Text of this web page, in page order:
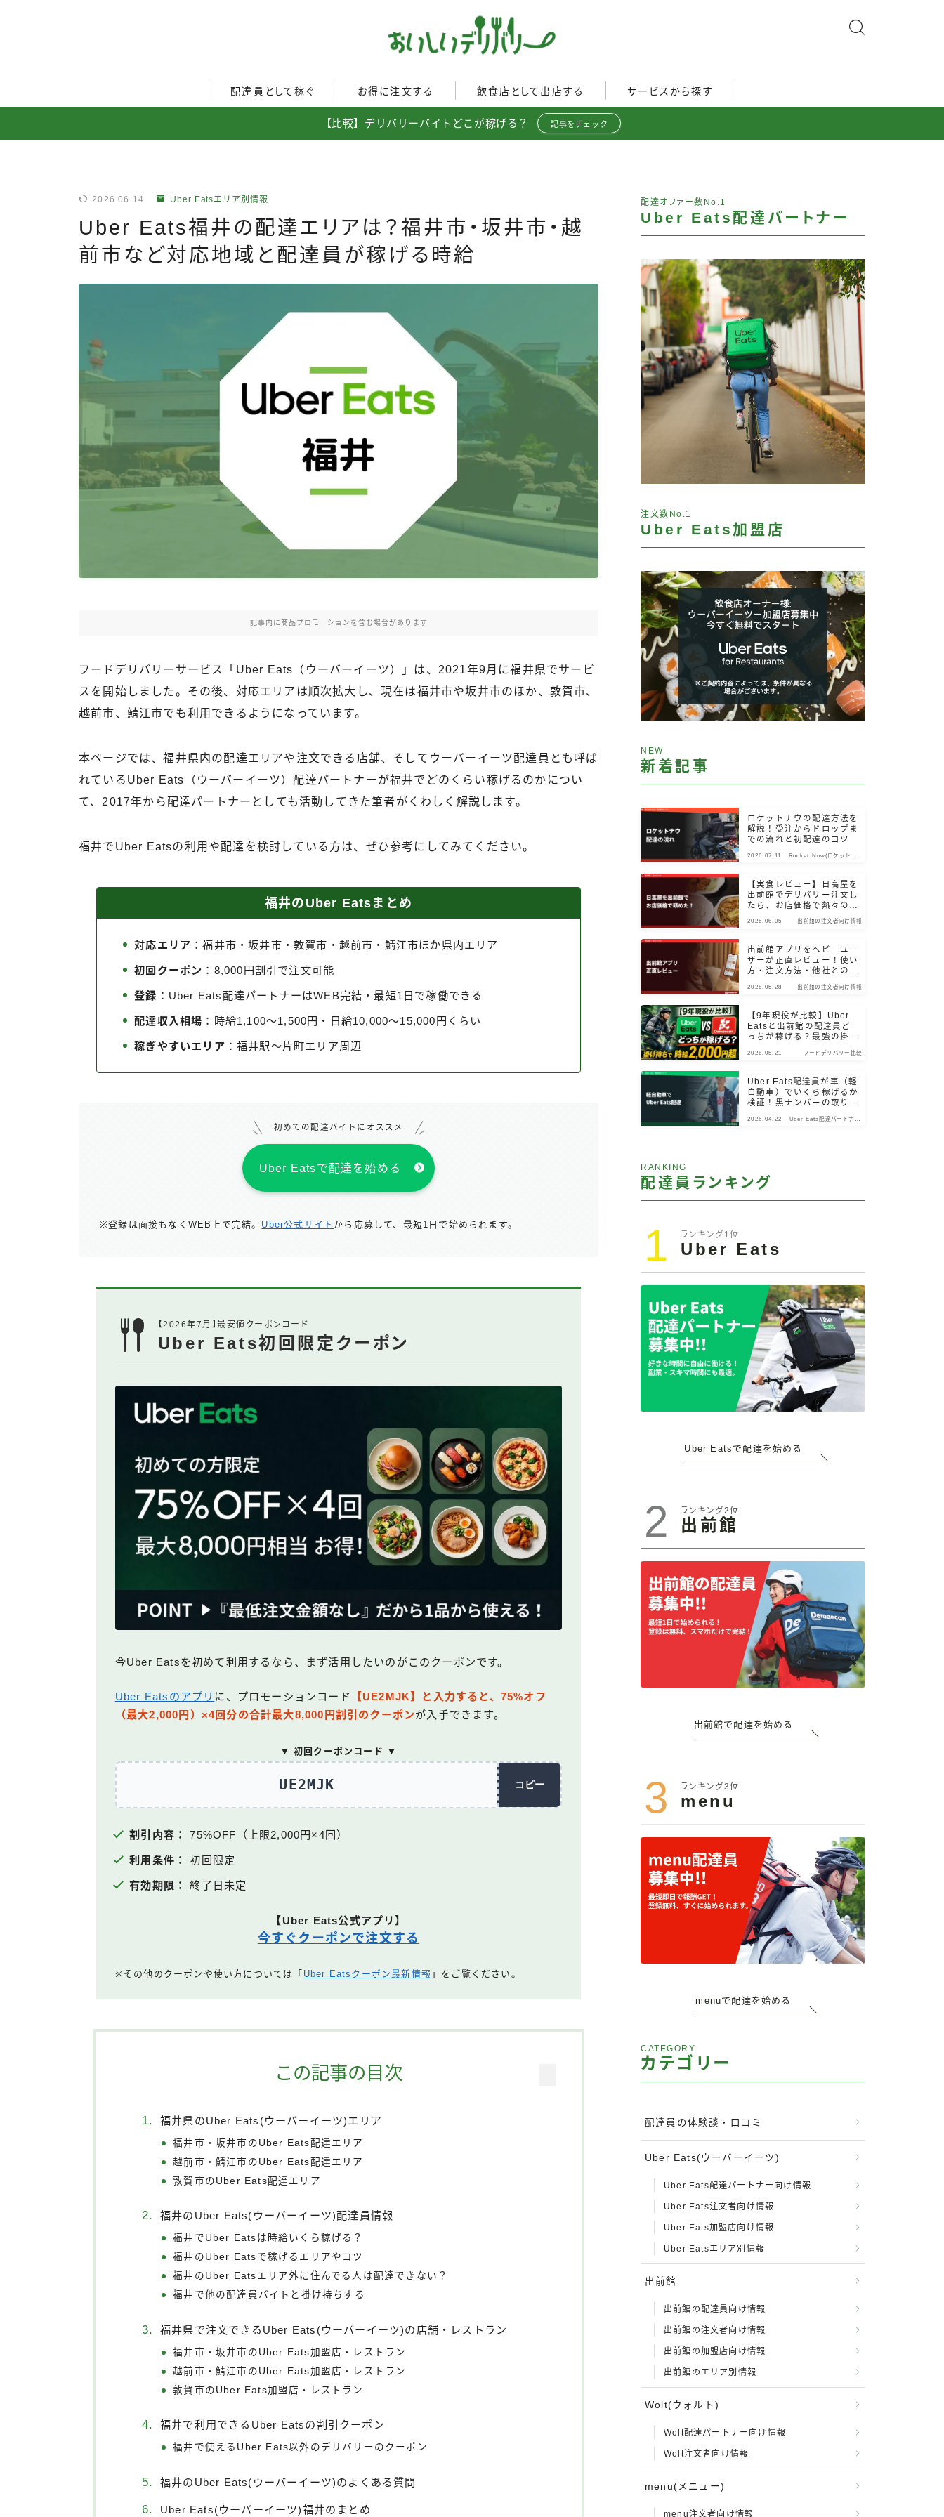
配達員として稼ぐ
配達員272人アンケート調査
お得に注文する
Uber Eatsの注文ガイド
フードデリバリークーポン比
較
飲食店として出店する
Uber Eats加盟店ガイド
サービスから探す
Uber Eats
【比較】デリバリーバイトどこが稼げる？ 記事をチェック
2026.06.14 Uber Eatsエリア別情報
Uber Eats福井の配達エリアは？福井市・坂井市・越
前市など対応地域と配達員が稼げる時給
記事内に商品プロモーションを含む場合があります
フードデリバリーサービス「Uber Eats（ウーバーイーツ）」は、2021年9月に福井県でサービ
スを開始しました。その後、対応エリアは順次拡大し、現在は福井市や坂井市のほか、敦賀市、
越前市、鯖江市でも利用できるようになっています。
本ページでは、福井県内の配達エリアや注文できる店舗、そしてウーバーイーツ配達員とも呼ば
れているUber Eats（ウーバーイーツ）配達パートナーが福井でどのくらい稼げるのかについ
て、2017年から配達パートナーとしても活動してきた筆者がくわしく解説します。
福井でUber Eatsの利用や配達を検討している方は、ぜひ参考にしてみてください。
福井のUber Eatsまとめ
対応エリア ：福井市・坂井市・敦賀市・越前市・鯖江市ほか県内エリア
初回クーポン ：8,000円割引で注文可能
登録 ：Uber Eats配達パートナーはWEB完結・最短1日で稼働できる
配達収入相場 ：時給1,100〜1,500円・日給10,000〜15,000円くらい
稼ぎやすいエリア ：福井駅〜片町エリア周辺
初めての配達バイトにオススメ
Uber Eatsで配達を始める
※登録は面接もなくWEB上で完結。 Uber公式サイト から応募して、最短1日で始められます。
【2026年7月】最安値クーポンコード
Uber Eats初回限定クーポン
今Uber Eatsを初めて利用するなら、まず活用したいのがこのクーポンです。
Uber Eatsのアプリ に、プロモーションコード
【UE2MJK】と入力すると、75%オフ
（最大2,000円）×4回分の合計最大8,000円割引のクーポンが入手できます。
▼ 初回クーポンコード ▼
UE2MJK コピー
割引内容： 75%OFF（上限2,000円×4回）
利用条件： 初回限定
有効期限： 終了日未定
【Uber Eats公式アプリ】
今すぐクーポンで注文する
※その他のクーポンや使い方については「 Uber Eatsクーポン最新情報 」をご覧ください。
この記事の目次
福井県のUber Eats(ウーバーイーツ)エリア
福井市・坂井市のUber Eats配達エリア
越前市・鯖江市のUber Eats配達エリア
敦賀市のUber Eats配達エリア
福井のUber Eats(ウーバーイーツ)配達員情報
福井でUber Eatsは時給いくら稼げる？
福井のUber Eatsで稼げるエリアやコツ
福井のUber Eatsエリア外に住んでる人は配達できない？
福井で他の配達員バイトと掛け持ちする
福井県で注文できるUber Eats(ウーバーイーツ)の店舗・レストラン
福井市・坂井市のUber Eats加盟店・レストラン
越前市・鯖江市のUber Eats加盟店・レストラン
敦賀市のUber Eats加盟店・レストラン
福井で利用できるUber Eatsの割引クーポン
福井で使えるUber Eats以外のデリバリーのクーポン
福井のUber Eats(ウーバーイーツ)のよくある質問
Uber Eats(ウーバーイーツ)福井のまとめ
配達オファー数No.1
Uber Eats配達パートナー
注文数No.1
Uber Eats加盟店
NEW
新着記事
ロケットナウの配達方法を
解説！受注からドロップま
での流れと初配達のコツ
2026.07.11
Rocket Now(ロケットナ
【実食レビュー】日高屋を
出前館でデリバリー注文し
たら、お店価格で熱々のま
2026.06.05 出前館の注文者向け情報
出前館アプリをヘビーユー
ザーが正直レビュー！使い
方・注文方法・他社との違
2026.05.28 出前館の注文者向け情報
【9年現役が比較】Uber
Eatsと出前館の配達員ど
っちが稼げる？最強の掛け
2026.05.21 フードデリバリー比較
Uber Eats配達員が車（軽
自動車）でいくら稼げるか
検証！黒ナンバーの取り
2026.04.22
Uber Eats配達パートナー
RANKING
配達員ランキング
1 ランキング1位
Uber Eats
Uber Eatsで配達を始める
2 ランキング2位
出前館
出前館で配達を始める
3 ランキング3位
menu
menuで配達を始める
CATEGORY
カテゴリー
配達員の体験談・口コミ
Uber Eats(ウーバーイーツ)
Uber Eats配達パートナー向け情報
Uber Eats注文者向け情報
Uber Eats加盟店向け情報
Uber Eatsエリア別情報
出前館
出前館の配達員向け情報
出前館の注文者向け情報
出前館の加盟店向け情報
出前館のエリア別情報
Wolt(ウォルト)
Wolt配達パートナー向け情報
Wolt注文者向け情報
menu(メニュー)
menu注文者向け情報